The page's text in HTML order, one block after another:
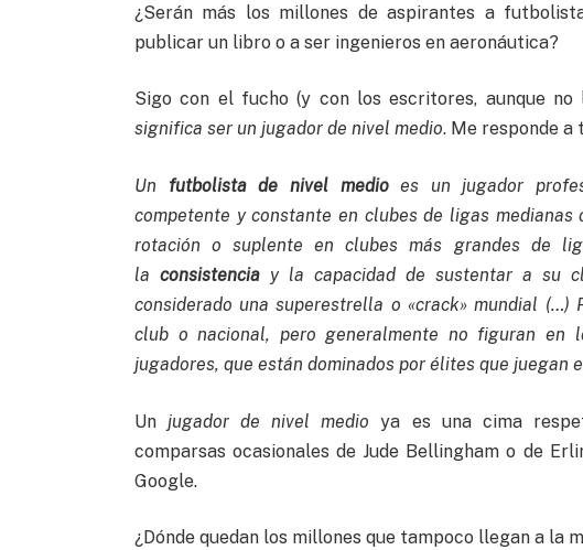
¿Serán más los millones de aspirantes a
publicar un libro o a ser ingenieros en aeronáutica?
Sigo con el fucho (y con los escritores, aunque
significa ser un jugador de nivel medio. Me responde a
Un futbolista de nivel medioes un jugador
competente y constante en clubes de ligas medianas
rotación o suplente en clubes más grandes de
la consistenciay la capacidad de sustentar a su
considerado una superestrella o «crack» mundial
club o nacional, pero generalmente no figuran en
jugadores, que están dominados por élites que juegan
Un jugador de nivel medio ya es una cima
comparsas ocasionales de Jude Bellingham o de
Google.
¿Dónde quedan los millones que tampoco llegan a la